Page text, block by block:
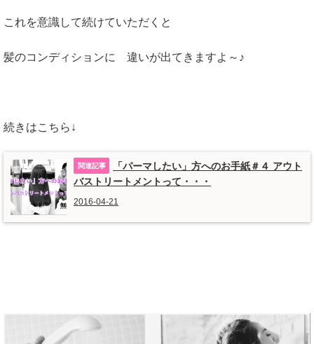
これを意識して続けていただくと
髪のコンディションに 違いが出てきますよ～♪
続きはこちら↓
「パーマしたい」方へのお手紙＃４ アウト
バストリートメントって・・・
2016-04-21